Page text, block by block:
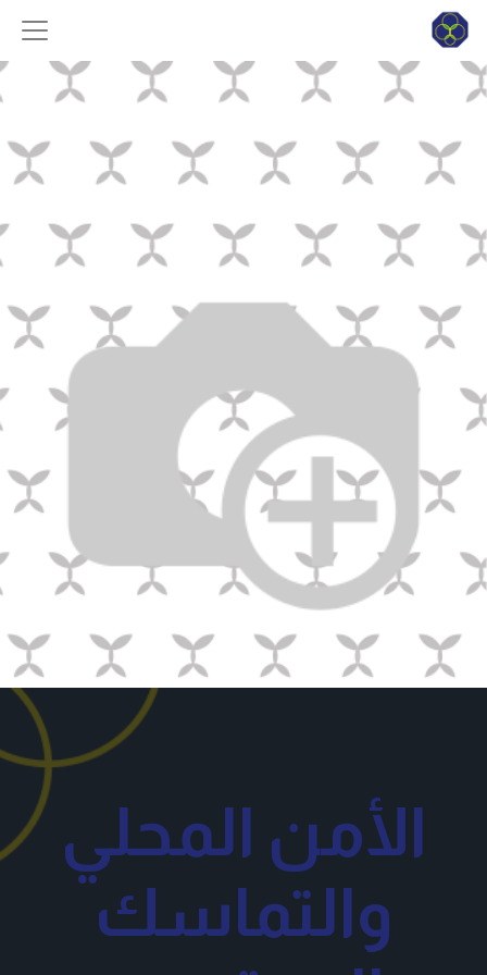
الأمن المحلي
والتماسك